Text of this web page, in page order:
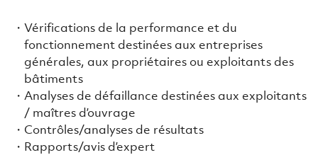
Vérifications de la performance et du
fonctionnement destinées aux entreprises
générales, aux propriétaires ou exploitants des
bâtiments
Analyses de défaillance destinées aux exploitants
/ maîtres d’ouvrage
Contrôles/analyses de résultats
Rapports/avis d’expert